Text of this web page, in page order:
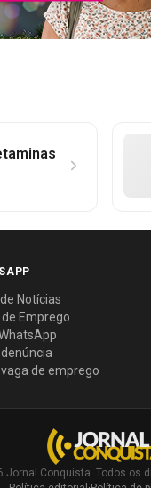
Notícias
Emprego
vaga de emprego
Jornal Conquista. Todos os